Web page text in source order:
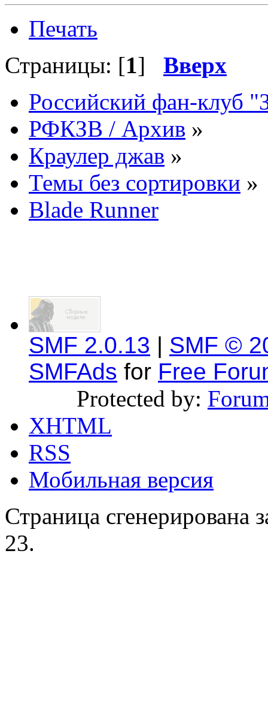
Печать
Страницы: [1] Вверх
Российский фан-клуб
РФКЗВ / Архив »
Краулер джав »
Темы без сортировки »
Blade Runner
SMF 2.0.13 | SMF ©
SMFAds for Free
Protected by:
XHTML
RSS
Мобильная версия
Страница сгенерирована
23.